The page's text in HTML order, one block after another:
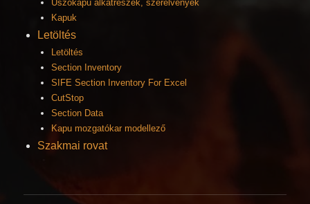
Úszókapu alkatrészek, szerelvények
Kapuk
Letöltés
Letöltés
Section Inventory
SIFE Section Inventory For Excel
CutStop
Section Data
Kapu mozgatókar modellező
Szakmai rovat